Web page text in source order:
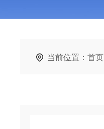
当前位置： 首页